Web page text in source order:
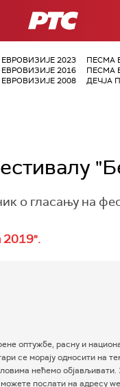
РТС
2023 ПЕСМА
2016 ПЕСМА
2008 ДЕЧЈА
о гласању на
2019".
оптужбе, расну и
се морају односити на
нећемо
послати на адресу